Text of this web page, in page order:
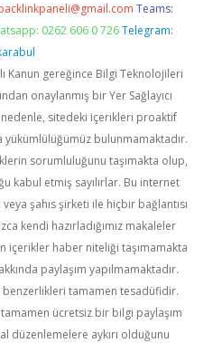
Teams:
0262 606 0 726 Telegram:
Kanun gereğince Bilgi Teknolojileri
onaylanmış bir Yer Sağlayıcı
sitedeki içerikleri proaktif
bulunmamaktadır.
sorumluluğunu taşımakta olup,
kabul etmiş sayılırlar. Bu internet
şahıs şirketi ile hiçbir bağlantısı
kendi hazırladığımız makaleler
içerikler haber niteliği taşımamakta
paylaşım yapılmamaktadır.
tamamen tesadüfidir.
ücretsiz bir bilgi paylaşım
düzenlemelere aykırı olduğunu